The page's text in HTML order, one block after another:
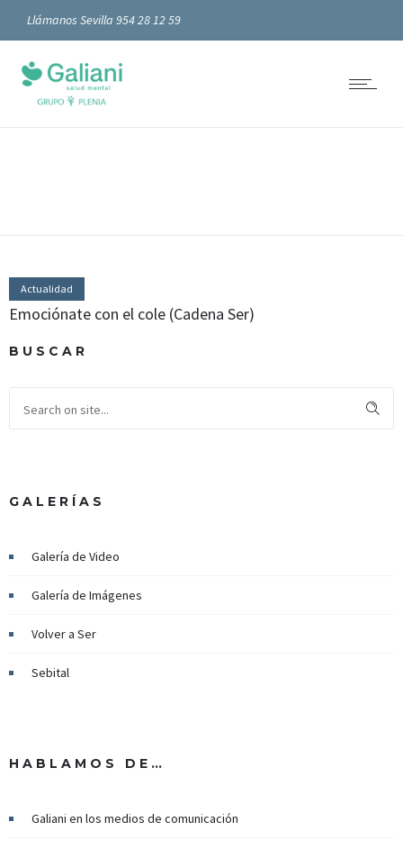
Llámanos Sevilla 954 28 12 59
Actualidad
Emociónate con el cole (Cadena Ser)
BUSCAR
GALERÍAS
Galería de Video
Galería de Imágenes
Volver a Ser
Sebital
HABLAMOS DE…
Galiani en los medios de comunicación